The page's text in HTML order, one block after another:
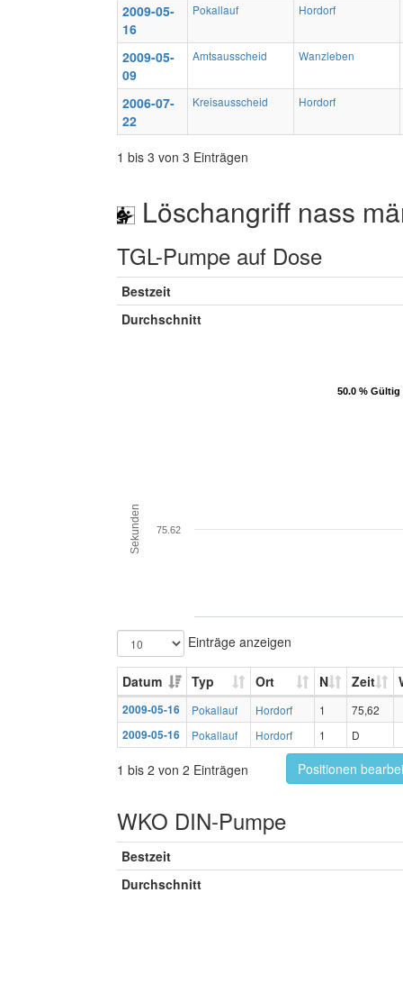
2009-05-
16
Pokallauf Hordorf
2009-05-
09
Amtsausscheid Wanzleben
2006-07-
22
Kreisausscheid Hordorf
1 bis 3 von 3 Einträgen
Löschangriff nass
TGL-Pumpe auf Dose
Bestzeit
Durchschnitt
50.0 % Gültig
50.0 % Gültig
Sekunden 75.62
Einträge anzeigen
Datum Typ Ort N Zeit
2009-05-16 Pokallauf Hordorf 1
75,62
2009-05-16
Pokallauf Hordorf 1 D
1 bis 2 von 2 Einträgen Positionen
WKO DIN-Pumpe
Bestzeit
Durchschnitt